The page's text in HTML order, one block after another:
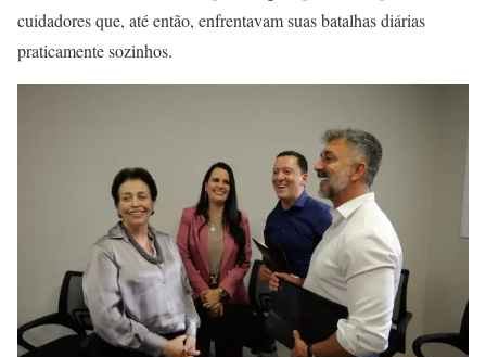
cuidadores que, até então, enfrentavam suas batalhas diárias
praticamente sozinhos.